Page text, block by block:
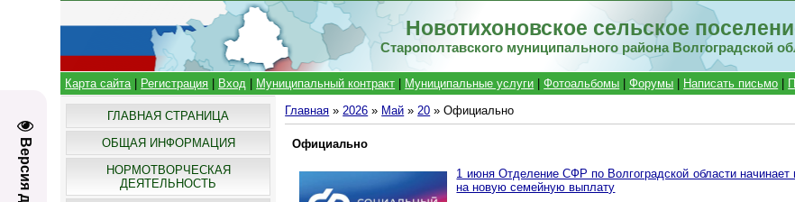
Новотихоновское сельское
Старополтавского муниципального района Волгоградской
Карта сайта| Регистрация Вход Муниципальный контракт Муниципальные услуги |Фотоальбомы |Форумы Написать письмо
ГЛАВНАЯ СТРАНИЦА
ОБЩАЯ ИНФОРМАЦИЯ
НОРМОТВОРЧЕСКАЯ
ДЕЯТЕЛЬНОСТЬ
Главная »2026 » Май » 20 » Официально
Официально
1 июня Отделение СФР по Волгоградской области начинает
на новую семейную выплату